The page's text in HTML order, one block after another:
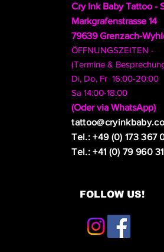
Cry Ink Baby Tattoo -
Markgrafenstrasse 14
79639 Grenzach-
ÖFFNUNGSZEITEN -
(Termine &
Di, Do, Fr 16:00-20:00
Sa 14:00-18:00
​(Oder via WhatsApp)
Tel.: +49 (0) 173 367
Tel.: +41 (0) 79 960
FOLLOW US!